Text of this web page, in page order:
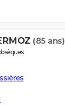
(85 ans)